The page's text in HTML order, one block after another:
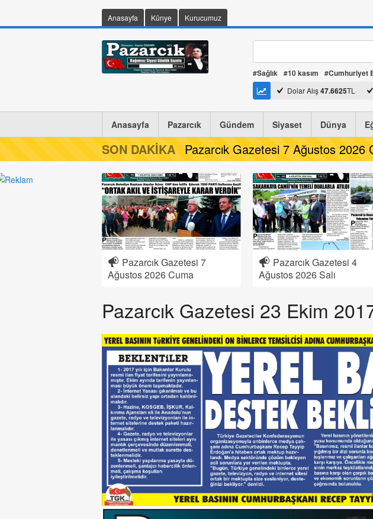
Anasayfa Künye Kurucumuz
#Sağlık #10 kasım #Cumhuriyet
Dolar Alış47.6625TL
Anasayfa Pazarcık Gündem Siyaset Dünya
SON DAKİKA Pazarcık Gazetesi 7 Ağustos 2026
Pazarcık Gazetesi 7
Ağustos 2026 Cuma
Pazarcık Gazetesi 4
Ağustos 2026 Salı
Pazarcık Gazetesi 23 Ekim